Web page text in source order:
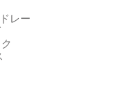
レー